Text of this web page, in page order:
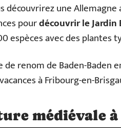
découvrirez une
pourdécouvrir le
espèces avec des plantes
renom de Baden-Baden
à Fribourg-en-
médiévale